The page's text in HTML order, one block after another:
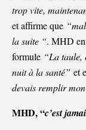
trop vite,
et affirme que
la suite “. MHD
formule “La taule,
nuit à la santé” et
devais remplir
MHD, “c’est